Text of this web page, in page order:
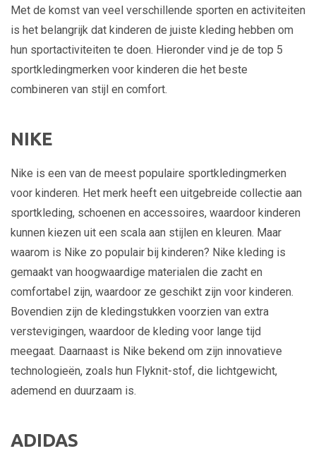
Met de komst van veel verschillende sporten en activiteiten
is het belangrijk dat kinderen de juiste kleding hebben om
hun sportactiviteiten te doen. Hieronder vind je de top 5
sportkledingmerken voor kinderen die het beste
combineren van stijl en comfort.
NIKE
Nike is een van de meest populaire sportkledingmerken
voor kinderen. Het merk heeft een uitgebreide collectie aan
sportkleding, schoenen en accessoires, waardoor kinderen
kunnen kiezen uit een scala aan stijlen en kleuren. Maar
waarom is Nike zo populair bij kinderen? Nike kleding is
gemaakt van hoogwaardige materialen die zacht en
comfortabel zijn, waardoor ze geschikt zijn voor kinderen.
Bovendien zijn de kledingstukken voorzien van extra
verstevigingen, waardoor de kleding voor lange tijd
meegaat. Daarnaast is Nike bekend om zijn innovatieve
technologieën, zoals hun Flyknit-stof, die lichtgewicht,
ademend en duurzaam is.
ADIDAS